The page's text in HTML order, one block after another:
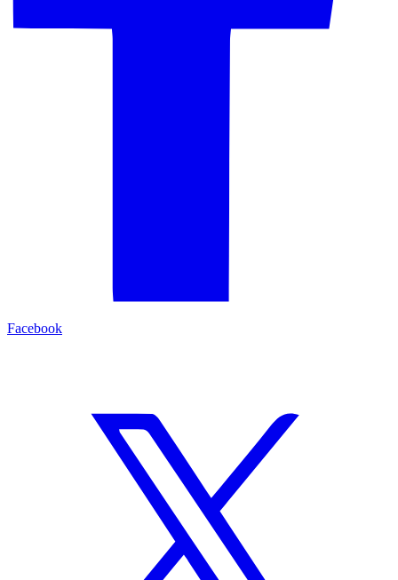
Facebook